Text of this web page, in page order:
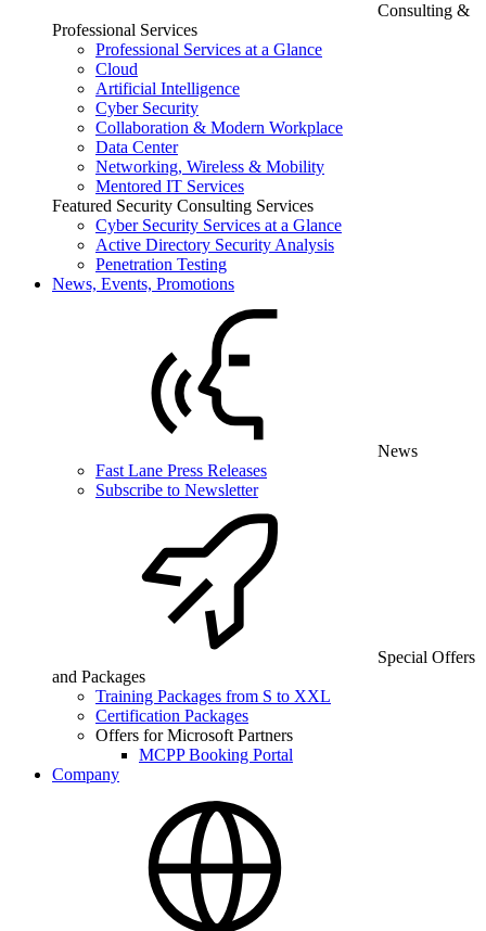
Consulting &
Professional Services
Professional Services at a Glance
Cloud
Artificial Intelligence
Cyber Security
Collaboration & Modern Workplace
Data Center
Networking, Wireless & Mobility
Mentored IT Services
Featured Security Consulting Services
Cyber Security Services at a Glance
Active Directory Security Analysis
Penetration Testing
News, Events, Promotions
News
Fast Lane Press Releases
Subscribe to Newsletter
Special Offers
and Packages
Training Packages from S to XXL
Certification Packages
Offers for Microsoft Partners
MCPP Booking Portal
Company